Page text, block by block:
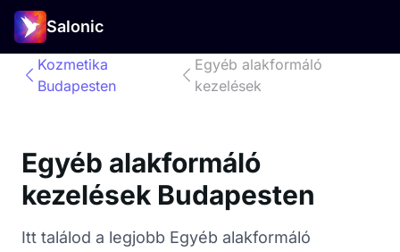
Salonic
Kozmetika
Budapesten
Egyéb alakformáló
kezelések
Egyéb alakformáló
kezelések Budapesten
Itt találod a legjobb Egyéb alakformáló